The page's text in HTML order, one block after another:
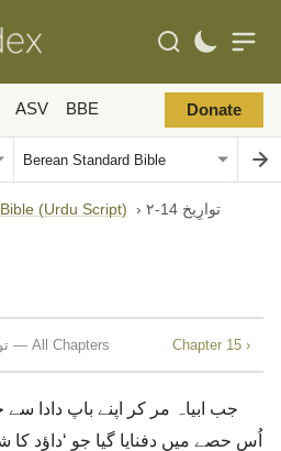
ASV BBE Donate
(Urdu Script) › ۲-توارِیخ 14
۲-توارِیخ — All Chapters Chapter 15 ›
اُس حصے میں دفنایا گیا جو ‘داؤد کا